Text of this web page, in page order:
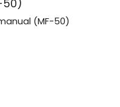
50)
(MF-50)